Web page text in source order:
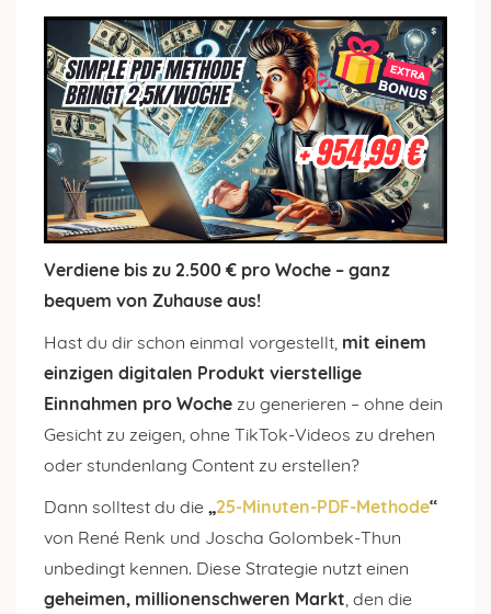
Verdiene bis zu 2.500 € pro Woche – ganz
bequem von Zuhause aus!
Hast du dir schon einmal vorgestellt, mit einem
einzigen digitalen Produkt vierstellige
Einnahmen pro Woche zu generieren – ohne dein
Gesicht zu zeigen, ohne TikTok-Videos zu drehen
oder stundenlang Content zu erstellen?
Dann solltest du die „25-Minuten-PDF-Methode“
von René Renk und Joscha Golombek-Thun
unbedingt kennen. Diese Strategie nutzt einen
geheimen, millionenschweren Markt, den die